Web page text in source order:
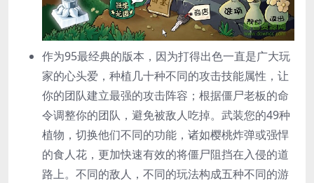
作为95最经典的版本，因为打得出色一直是广大玩
家的心头爱，种植几十种不同的攻击技能属性，让
你的团队建立最强的攻击阵容；根据僵尸老板的命
令调整你的团队，避免被敌人吃掉。武装您的49种
植物，切换他们不同的功能，诸如樱桃炸弹或强悍
的食人花，更加快速有效的将僵尸阻挡在入侵的道
路上。不同的敌人，不同的玩法构成五种不同的游